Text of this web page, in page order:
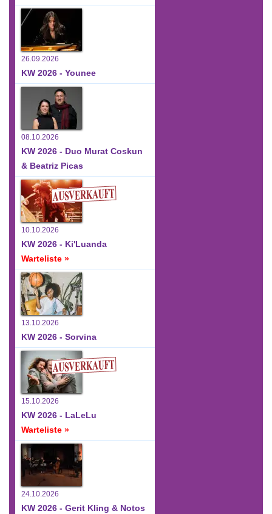
26.09.2026
KW 2026 - Younee
08.10.2026
KW 2026 - Duo Murat Coskun
& Beatriz Picas
10.10.2026
KW 2026 - Ki'Luanda
Warteliste »
13.10.2026
KW 2026 - Sorvina
15.10.2026
KW 2026 - LaLeLu
Warteliste »
24.10.2026
KW 2026 - Gerit Kling & Notos